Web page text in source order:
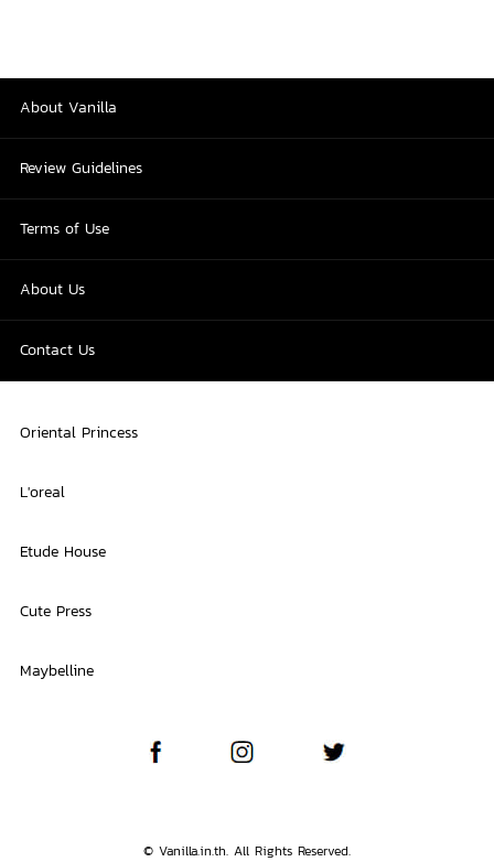
About Vanilla
Review Guidelines
Terms of Use
About Us
Contact Us
Oriental Princess
L'oreal
Etude House
Cute Press
Maybelline
© Vanilla.in.th. All Rights Reserved.